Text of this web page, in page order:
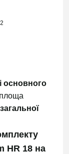
2
основного
HR 18 на